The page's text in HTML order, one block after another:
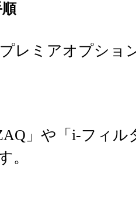
レミアオプショ
」や「i-フィ
。